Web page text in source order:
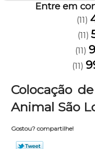
Entre em
(11)
(11)
(11)
(11)
Colocação
Animal São
Gostou? compartilhe!